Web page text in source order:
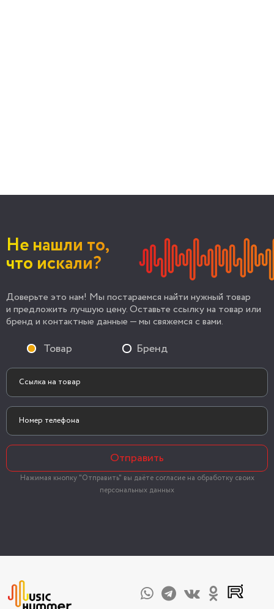
Не нашли то,
что искали?
Доверьте это нам! Мы постараемся найти нужный товар
и предложить лучшую цену. Оставьте ссылку на товар или
бренд и контактные данные — мы свяжемся с вами.
Товар Бренд
Отправить
Нажимая кнопку "Отправить" вы даёте согласие на обработку своих
персональных данных